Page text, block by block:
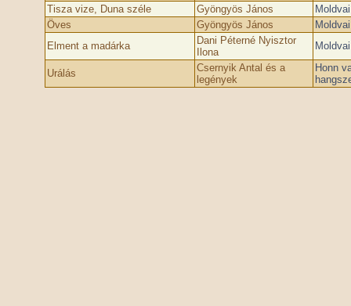
Tisza vize, Duna széle
Gyöngyös János
Öves
Gyöngyös János
Elment a madárka
Dani Péterné Nyisztor
Ilona
Urálás
Csernyik Antal és a
legények
Honn